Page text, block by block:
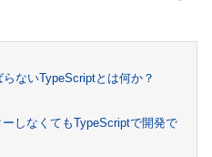
ないTypeScriptとは何か？
しなくてもTypeScriptで開発で